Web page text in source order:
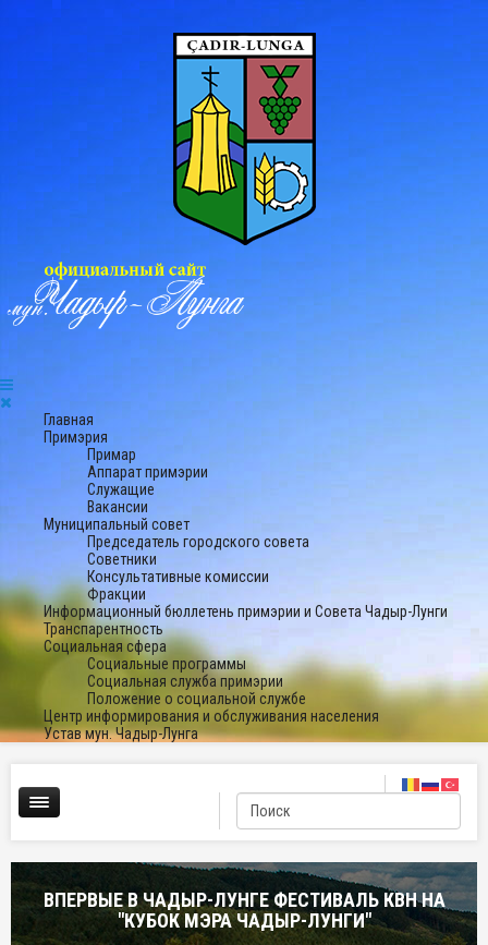
Главная
Примэрия
Примар
Аппарат примэрии
Служащие
Вакансии
Муниципальный совет
Председатель городского совета
Советники
Консультативные комиссии
Фракции
Информационный бюллетень примэрии и Совета Чадыр-Лунги
Транспарентность
Социальная сфера
Социальные программы
Социальная служба примэрии
Положение о социальной службе
Центр информирования и обслуживания населения
Устав мун. Чадыр-Лунга
ВПЕРВЫЕ В ЧАДЫР-ЛУНГЕ ФЕСТИВАЛЬ КВН НА
"КУБОК МЭРА ЧАДЫР-ЛУНГИ"